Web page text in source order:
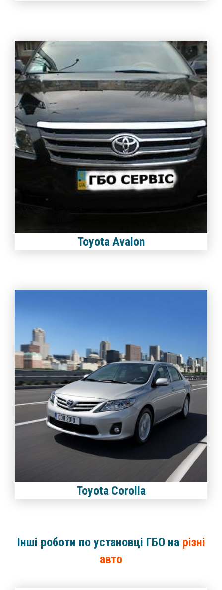
Toyota Avalon
Toyota Corolla
Інші роботи по установці ГБО на різні
авто